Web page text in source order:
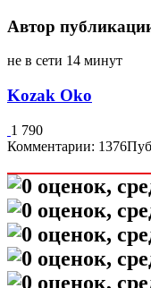
Автор
не в сети 14 минут
Kozak Oko
1 790
Комментарии: 1376